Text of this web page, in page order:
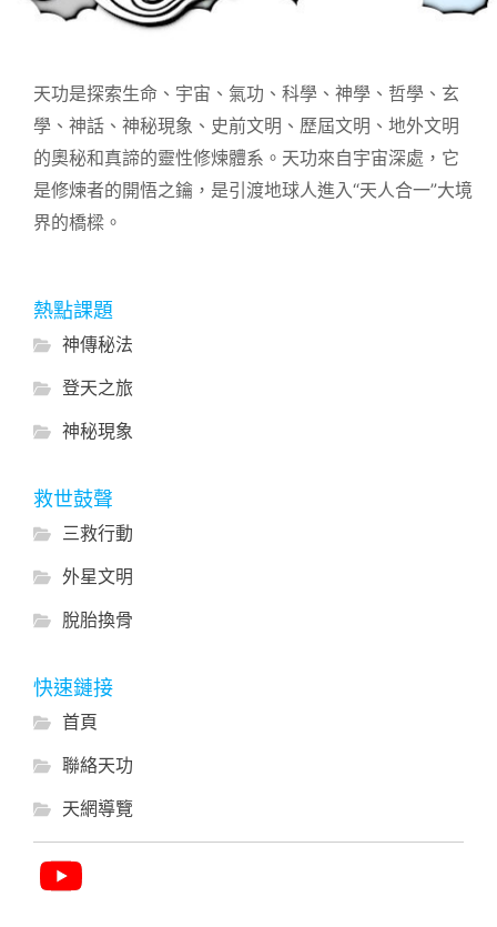
天功是探索生命、宇宙、氣功、科學、神學、哲學、玄
學、神話、神秘現象、史前文明、歷屆文明、地外文明
的奧秘和真諦的靈性修煉體系。天功來自宇宙深處，它
是修煉者的開悟之鑰，是引渡地球人進入“天人合一”大境
界的橋樑。
熱點課題
神傳秘法
登天之旅
神秘現象
救世鼓聲
三救行動
外星文明
脫胎換骨
快速鏈接
首頁
聯絡天功
天網導覽